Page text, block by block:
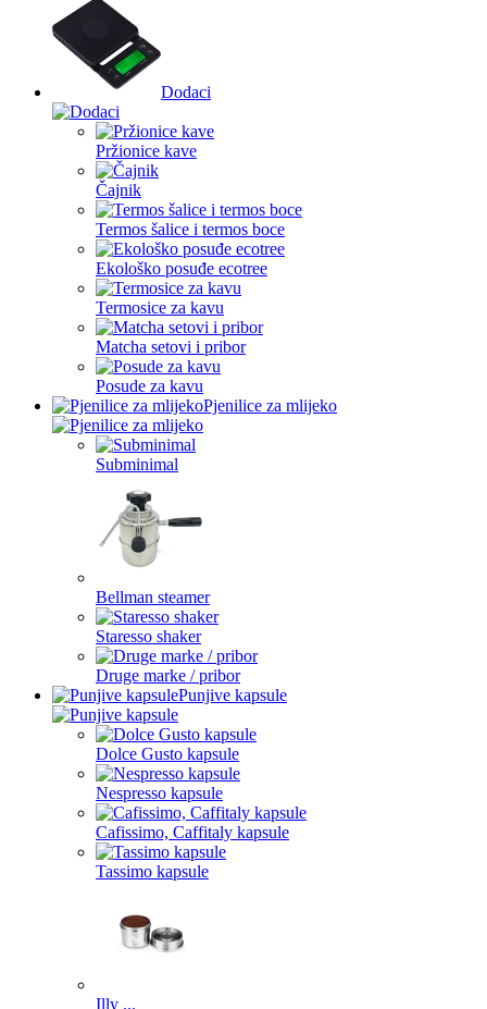
Dodaci
Pržionice kave
Čajnik
Termos šalice i termos boce
Ekološko posuđe ecotree
Termosice za kavu
Matcha setovi i pribor
Posude za kavu
Pjenilice za mlijeko
Subminimal
Bellman steamer
Staresso shaker
Druge marke / pribor
Punjive kapsule
Dolce Gusto kapsule
Nespresso kapsule
Cafissimo, Caffitaly kapsule
Tassimo kapsule
Illy ...